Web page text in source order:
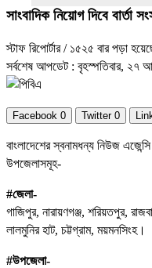
সাংবাদিক নিয়োগ দিবে বার্তা
স্টাফ রিপোর্টার/ ১৫২৫ বার পড়া
সর্বশেষ আপডেট : বৃহস্পতিবার, ২৭
Facebook 0 Twitter 0
বাংলাদেশের স্বনামধন্য নিউজ এজেন্সি
উপজেলাসমূহ-
#জেলা-
গাজিপুর, নারায়ণগঞ্জ, শরিয়তপুর,
লালমুনির হাট, চট্টগ্রাম, ময়মনসিংহ।
#উপজেলা-